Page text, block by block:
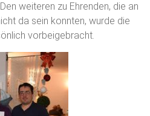
weiteren zu Ehrenden, die an
da sein konnten, wurde die
vorbeigebracht.